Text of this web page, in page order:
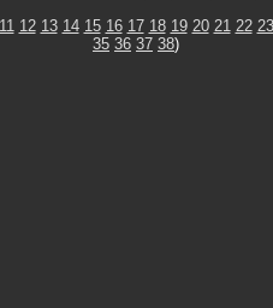
11 12 13 14 15 16 17 18 19 20 21 22 23
35 36 37 38)